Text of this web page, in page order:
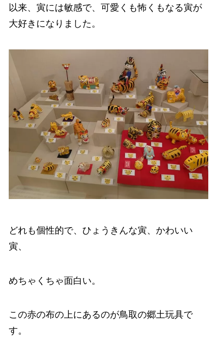
以来、寅には敏感で、可愛くも怖くもなる寅が
大好きになりました。
どれも個性的で、ひょうきんな寅、かわいい
寅、
めちゃくちゃ面白い。
この赤の布の上にあるのが鳥取の郷土玩具で
す。